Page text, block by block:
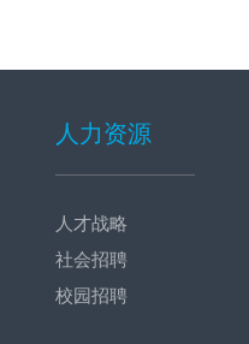
人力资源
人才战略
社会招聘
校园招聘